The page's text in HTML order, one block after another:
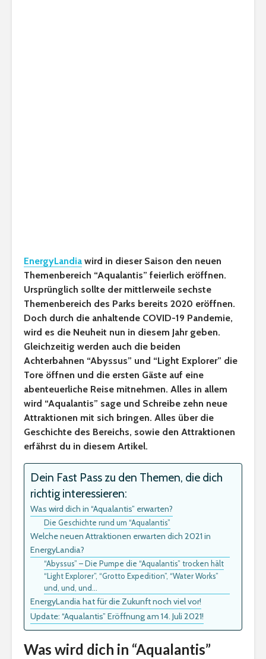
EnergyLandia wird in dieser Saison den neuen
Themenbereich “Aqualantis” feierlich eröffnen.
Ursprünglich sollte der mittlerweile sechste
Themenbereich des Parks bereits 2020 eröffnen.
Doch durch die anhaltende COVID-19 Pandemie,
wird es die Neuheit nun in diesem Jahr geben.
Gleichzeitig werden auch die beiden
Achterbahnen “Abyssus” und “Light Explorer” die
Tore öffnen und die ersten Gäste auf eine
abenteuerliche Reise mitnehmen. Alles in allem
wird “Aqualantis” sage und Schreibe zehn neue
Attraktionen mit sich bringen. Alles über die
Geschichte des Bereichs, sowie den Attraktionen
erfährst du in diesem Artikel.
Dein Fast Pass zu den Themen, die dich
richtig interessieren:
Was wird dich in “Aqualantis” erwarten?
Die Geschichte rund um “Aqualantis”
Welche neuen Attraktionen erwarten dich 2021 in
EnergyLandia?
“Abyssus” – Die Pumpe die “Aqualantis” trocken hält
“Light Explorer”, “Grotto Expedition”, “Water Works”
und, und, und…
EnergyLandia hat für die Zukunft noch viel vor!
Update: “Aqualantis” Eröffnung am 14. Juli 2021!
Was wird dich in “Aqualantis”